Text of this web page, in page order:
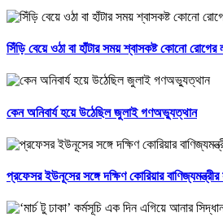
সিঁড়ি বেয়ে ওঠা বা হাঁটার সময় শ্বাসকষ্ট কোনো রোগের
কেন অনিবার্য হয়ে উঠেছিল জুলাই গণঅভ্যুত্থান
প্রফেসর ইউনূসের সঙ্গে দক্ষিণ কোরিয়ার বাণিজ্যমন্ত্রীর